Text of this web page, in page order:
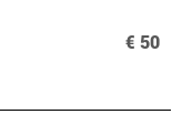
€ 50